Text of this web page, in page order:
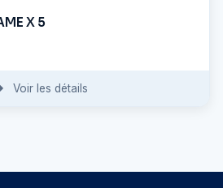
X 5
Voir les détails